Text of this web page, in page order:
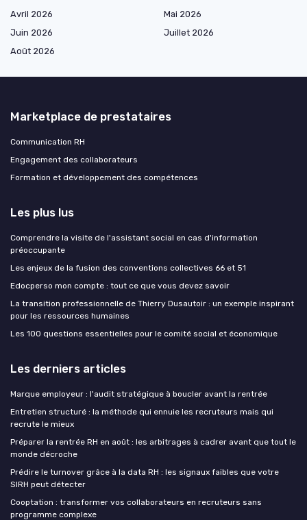
Avril 2026
Mai 2026
Juin 2026
Juillet 2026
Août 2026
Marketplace de prestataires
Communication RH
Engagement des collaborateurs
Formation et développement des compétences
Les plus lus
Comprendre la visite de l'assistant social en cas d'information
préoccupante
Les enjeux de la fusion des conventions collectives 66 et 51
Edocperso mon compte : tout ce que vous devez savoir
La transition professionnelle de Thierry Dusautoir : un exemple inspirant
pour les ressources humaines
Les 100 questions essentielles pour le comité social et économique
Les derniers articles
Marque employeur : l'audit stratégique à boucler avant la rentrée
Entretien structuré : la méthode qui ennuie les recruteurs mais qui
recrute le mieux
Préparer la rentrée RH en août : les arbitrages à cadrer avant que tout le
monde décroche
Prédire le turnover grâce à la data RH : les signaux faibles que votre
SIRH peut détecter
Cooptation : transformer vos collaborateurs en recruteurs sans
programme complexe